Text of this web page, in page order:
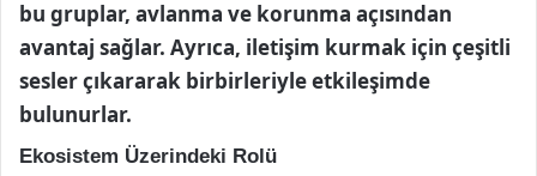
bu gruplar, avlanma ve korunma açısından
avantaj sağlar. Ayrıca, iletişim kurmak için çeşitli
sesler çıkararak birbirleriyle etkileşimde
bulunurlar.
Ekosistem Üzerindeki Rolü